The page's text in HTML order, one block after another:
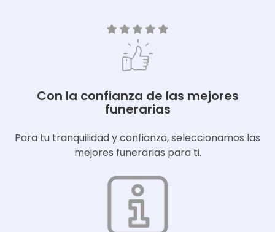
Con la confianza de las mejores
funerarias
Para tu tranquilidad y confianza, seleccionamos las
mejores funerarias para ti.